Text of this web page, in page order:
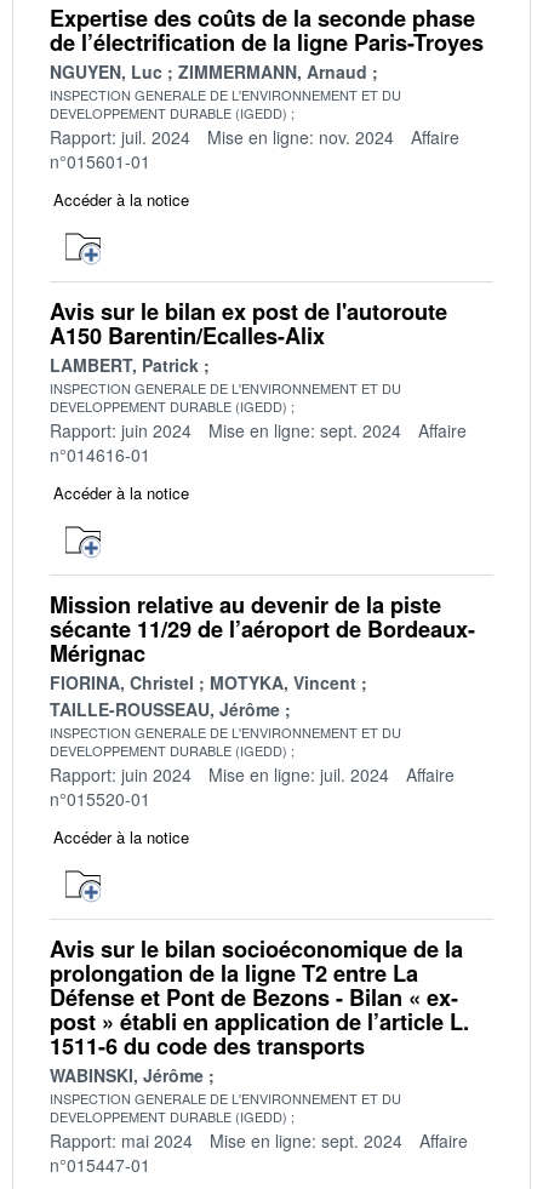
Expertise des coûts de la seconde phase
de l’électrification de la ligne Paris-Troyes
NGUYEN, Luc ZIMMERMANN, Arnaud
INSPECTION GENERALE DE L'ENVIRONNEMENT ET DU
DEVELOPPEMENT DURABLE (IGEDD)
Rapport: juil. 2024 Mise en ligne: nov. 2024
Affaire
n°015601-01
Accéder à la notice
Avis sur le bilan ex post de l'autoroute
A150 Barentin/Ecalles-Alix
LAMBERT, Patrick
INSPECTION GENERALE DE L'ENVIRONNEMENT ET DU
DEVELOPPEMENT DURABLE (IGEDD)
Rapport: juin 2024 Mise en ligne: sept. 2024
Affaire
n°014616-01
Accéder à la notice
Mission relative au devenir de la piste
sécante 11/29 de l’aéroport de Bordeaux-
Mérignac
FIORINA, Christel
MOTYKA, Vincent
TAILLE-ROUSSEAU, Jérôme
INSPECTION GENERALE DE L'ENVIRONNEMENT ET DU
DEVELOPPEMENT DURABLE (IGEDD)
Rapport: juin 2024 Mise en ligne: juil. 2024
Affaire
n°015520-01
Accéder à la notice
Avis sur le bilan socioéconomique de la
prolongation de la ligne T2 entre La
Défense et Pont de Bezons - Bilan « ex-
post » établi en application de l’article L.
1511-6 du code des transports
WABINSKI, Jérôme
INSPECTION GENERALE DE L'ENVIRONNEMENT ET DU
DEVELOPPEMENT DURABLE (IGEDD)
Rapport: mai 2024 Mise en ligne: sept. 2024
Affaire
n°015447-01